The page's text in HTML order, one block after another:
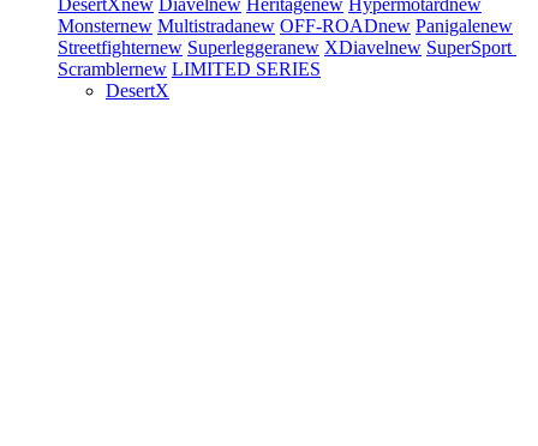
DesertXnew Diavelnew Heritagenew Hypermotardnew
Monsternew Multistradanew OFF-ROADnew Panigalenew
Streetfighternew Superleggeranew XDiavelnew SuperSport
Scramblernew LIMITED SERIES
DesertX